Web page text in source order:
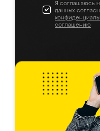
Я соглашаюсь
данных
соглашению